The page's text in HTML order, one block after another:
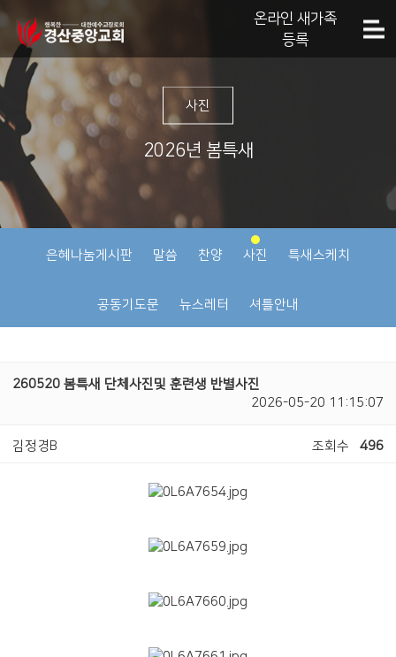
온라인 새가족
등록
사진
2026년 봄특새
은혜나눔게시판 말씀 찬양 사진 특새스케치
공동기도문 뉴스레터 셔틀안내
260520 봄특새 단체사진및 훈련생 반별사진
2026-05-20 11:15:07
김정경B 조회수 496